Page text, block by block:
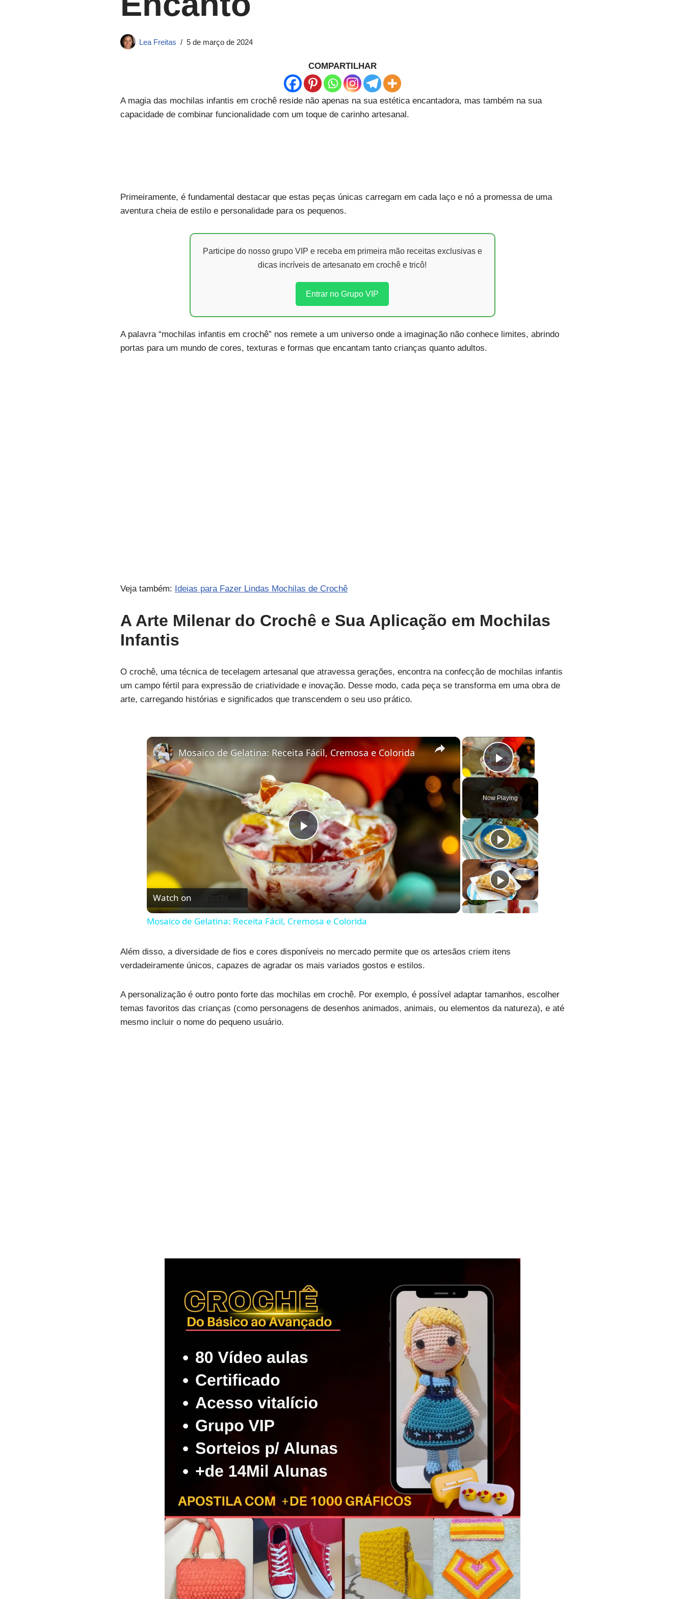
Lea Freitas 5 de março de 2024
COMPARTILHAR
A magia das mochilas infantis em crochê reside não apenas na sua estética encantadora, mas também na sua
capacidade de combinar funcionalidade com um toque de carinho artesanal.
Primeiramente, é fundamental destacar que estas peças únicas carregam em cada laço e nó a promessa de uma
aventura cheia de estilo e personalidade para os pequenos.
Participe do nosso grupo VIP e receba em primeira mão receitas exclusivas e
dicas incríveis de artesanato em crochê e tricô!
Entrar no Grupo VIP
A palavra “mochilas infantis em crochê” nos remete a um universo onde a imaginação não conhece limites, abrindo
portas para um mundo de cores, texturas e formas que encantam tanto crianças quanto adultos.
Veja também: Ideias para Fazer Lindas Mochilas de Crochê
A Arte Milenar do Crochê e Sua Aplicação em Mochilas
Infantis
O crochê, uma técnica de tecelagem artesanal que atravessa gerações, encontra na confecção de mochilas infantis
um campo fértil para expressão de criatividade e inovação. Desse modo, cada peça se transforma em uma obra de
arte, carregando histórias e significados que transcendem o seu uso prático.
×
Play Video
Now Playing
×
Play
Video
Mosaico de Gelatina: Receita Fácil, Cremosa e Colorida
Watch on
Mosaico de Gelatina: Receita Fácil, Cremosa e Colorida
Além disso, a diversidade de fios e cores disponíveis no mercado permite que os artesãos criem itens
verdadeiramente únicos, capazes de agradar os mais variados gostos e estilos.
A personalização é outro ponto forte das mochilas em crochê. Por exemplo, é possível adaptar tamanhos, escolher
temas favoritos das crianças (como personagens de desenhos animados, animais, ou elementos da natureza), e até
mesmo incluir o nome do pequeno usuário.